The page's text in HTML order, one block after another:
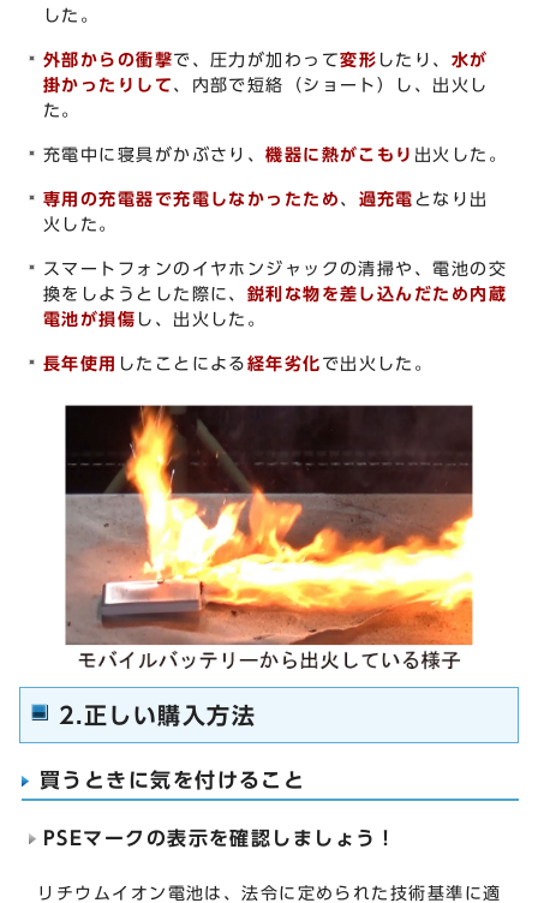
した。
外部からの衝撃で、圧力が加わって変形 したり、 水が
掛かったりして 、内部で短絡（ショート）し、出火し
た。
充電中に寝具がかぶさり、機器に熱がこもり 出火した。
専用の充電器で充電しなかったため 、 過充電 となり出
火した。
スマートフォンのイヤホンジャックの清掃や、電池の交
換をしようとした際に、 鋭利な物を差し込んだため内蔵
電池が損傷 し、出火した。
長年使用 したことによる 経年劣化 で出火した。
2.正しい購入方法
買うときに気を付けること
PSEマークの表示を確認しましょう！
リチウムイオン電池は、法令に定められた技術基準に適